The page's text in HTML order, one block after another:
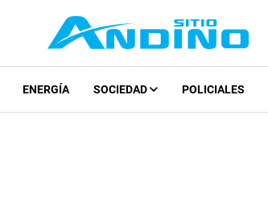
ENERGÍA SOCIEDAD POLICIALES